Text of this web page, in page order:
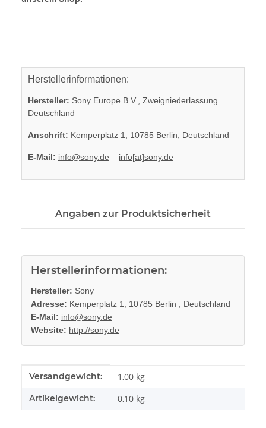
Herstellerinformationen:
Hersteller: Sony Europe B.V., Zweigniederlassung
Deutschland
Anschrift: Kemperplatz 1, 10785 Berlin, Deutschland
E-Mail: info@sony.de info[at]sony.de
Angaben zur Produktsicherheit
Herstellerinformationen:
Hersteller: Sony
Adresse: Kemperplatz 1, 10785 Berlin , Deutschland
E-Mail: info@sony.de
Website: http://sony.de
Produkteigenschaft
Wert
Versandgewicht: 1,00 kg
Artikelgewicht: 0,10 kg